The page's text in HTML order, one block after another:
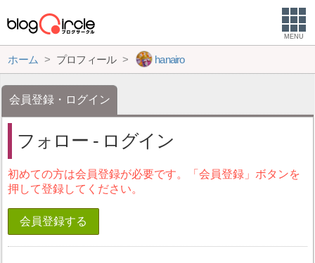
MENU
ホーム プロフィール hanairo
会員登録・ログイン
フォロー - ログイン
初めての方は会員登録が必要です。「会員登録」ボタンを
押して登録してください。
会員登録する